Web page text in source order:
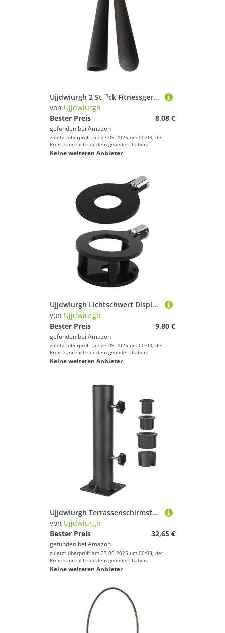
Ujjdwiurgh 2 St¨¹ck Fitnessger?t Griffe Fitnessger?te Griffzubeh?r Griffe Teile Innendurchmesser 25 Rohrdicke 2mm L? 250mm
von Ujjdwiurgh
Bester Preis
8,08 €
gefunden bei Amazon
zuletzt überprüft am 27.09.2025 um 00:03; der
Preis kann sich seitdem geändert haben.
Keine weiteren Anbieter
Ujjdwiurgh Lichtschwert Display St?nder Acryl Lichtschwerthalter Acryl Lichtschwert Wandmontage Schwarz Schwarz
von Ujjdwiurgh
Bester Preis
9,80 €
gefunden bei Amazon
zuletzt überprüft am 27.09.2025 um 00:03; der
Preis kann sich seitdem geändert haben.
Keine weiteren Anbieter
Ujjdwiurgh Terrassenschirmst?nder Durchmesser Schirmst?nder Rohrhalterung Deckmontage Schirmhalter f¨¹r Den Au?enbereich Garten Hinterhof Langlebig
von Ujjdwiurgh
Bester Preis
32,65 €
gefunden bei Amazon
zuletzt überprüft am 27.09.2025 um 00:03; der
Preis kann sich seitdem geändert haben.
Keine weiteren Anbieter